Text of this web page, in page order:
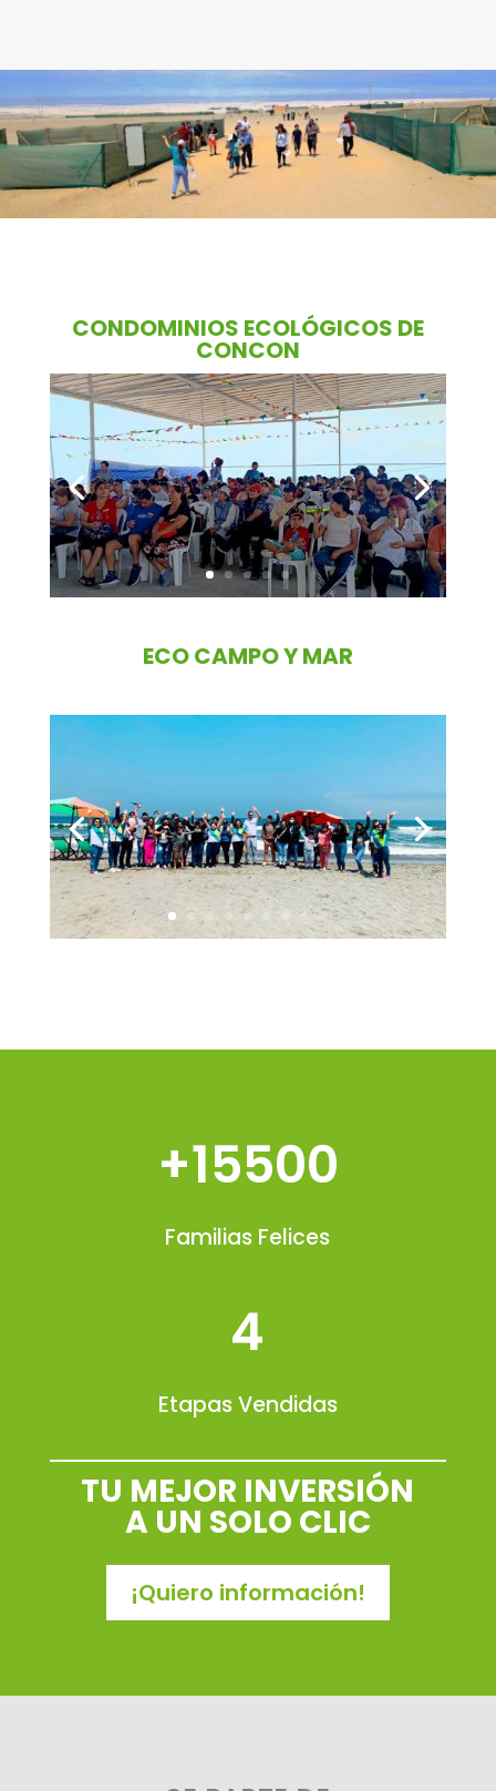
CONDOMINIOS ECOLÓGICOS DE
CONCON
ECO CAMPO Y MAR
+15500
Familias Felices
4
Etapas Vendidas
TU MEJOR INVERSIÓN
A UN SOLO CLIC
¡Quiero información!